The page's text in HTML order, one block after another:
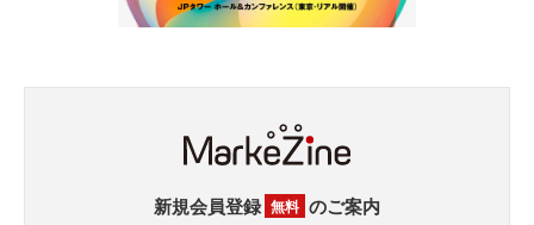
新規会員登録 無料 のご案内